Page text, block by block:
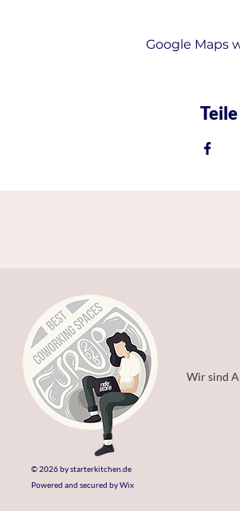
Google Maps
Wir sind
© 2026 by starterkitchen.de
Powered and secured by Wix